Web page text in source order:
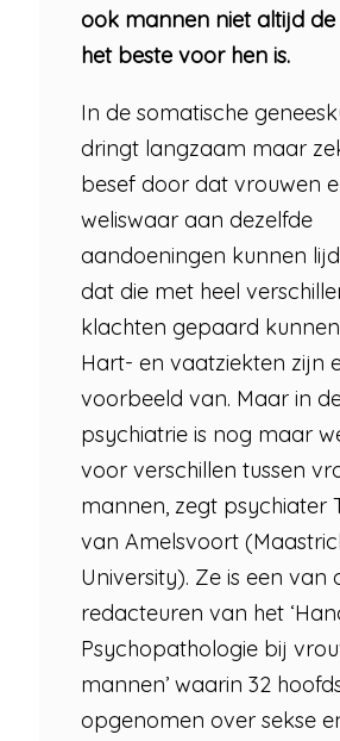
ook mannen niet altijd de
het beste voor hen is.
In de somatische
dringt langzaam maar
besef door dat vrouwen
weliswaar aan dezelfde
aandoeningen kunnen
dat die met heel
klachten gepaard
Hart- en vaatziekten zijn
voorbeeld van. Maar in
psychiatrie is nog maar
voor verschillen tussen
mannen, zegt psychiater
van Amelsvoort
University). Ze is een van
redacteuren van het
Psychopathologie bij
mannen’ waarin 32
opgenomen over sekse